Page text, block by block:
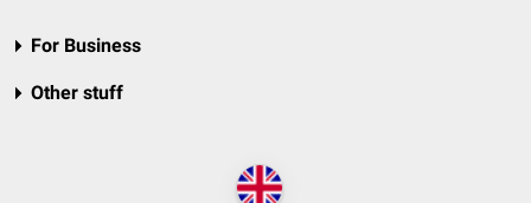
For Business
Other stuff